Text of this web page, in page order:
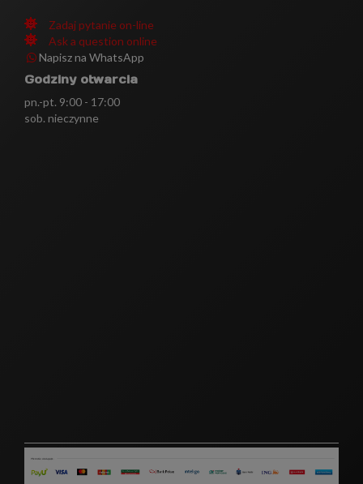
Zadaj pytanie on-line
Ask a question online
Napisz na WhatsApp
Godziny otwarcia
pn.-pt. 9:00 - 17:00
sob. nieczynne